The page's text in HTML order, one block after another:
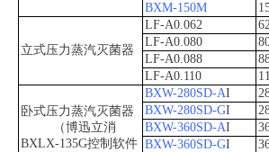
BXM-150M
立式压力蒸汽灭菌器
LF-A0.062
LF-A0.080
LF-A0.088
LF-A0.110
卧式压力蒸汽灭菌器
（博迅立消
BXLX-135G控制软件
BXW-280SD-AI
BXW-280SD-GI
BXW-360SD-AI
BXW-360SD-GI